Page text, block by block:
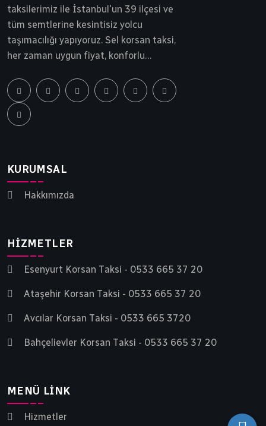
taksilerimiz ile İstanbul'un 39 ilçesi ve
tüm semtlerine kesintisiz yolcu
taşımacılığı yapıyoruz. Sel korsan taksi,
her zaman uygun fiyat, konforlu
ödün vermeden yollarda ilerlemektedir.
İstanbul korsan taksi, Sel Transfer 30
yılı aşkın bir süredir siz ve sevdiklerinizi
KURUMSAL
Hakkımızda
HIZMETLER
Esenyurt Korsan Taksi - 0533 665 37 20
Ataşehir Korsan Taksi - 0533 665 37 20
Avcılar Korsan Taksi - 0533 665 3720
Bahçelievler Korsan Taksi - 0533 665 37 20
MENÜ LINK
Hizmetler